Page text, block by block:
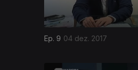
Ep. 9 04 dez. 2017